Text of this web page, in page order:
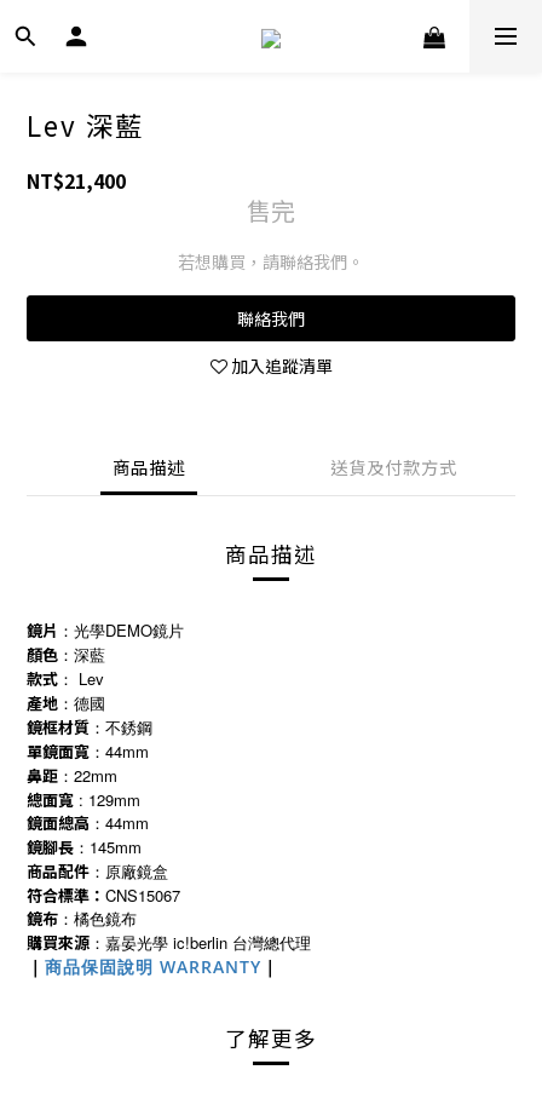
Lev 深藍
NT$21,400
售完
若想購買，請聯絡我們。
聯絡我們
加入追蹤清單
商品描述 送貨及付款方式
商品描述
鏡片 ：光學DEMO鏡片
顏色 ：深藍
款式 ： Lev
產地 ：德國
鏡框材質 ：不銹鋼
單鏡面寬 ：44mm
鼻距 ：22mm
總面寬 : 129mm
鏡面總高 ：44mm
鏡腳長 ：145mm
商品配件 ：原廠鏡盒
符合標準： CNS15067
鏡布 ：橘色鏡布
購買來源 ：嘉晏光學 ic!berlin 台灣總代理
｜ 商品保固說明 WARRANTY ｜
了解更多